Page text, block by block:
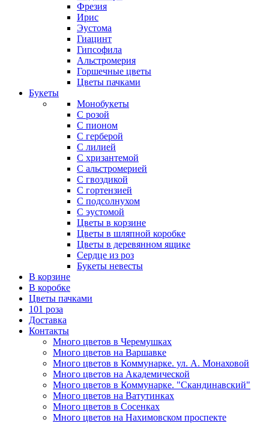
Фрезия
Ирис
Эустома
Гиацинт
Гипсофила
Альстромерия
Горшечные цветы
Цветы пачками
Букеты
Монобукеты
С розой
С пионом
С герберой
С лилией
С хризантемой
С альстромерией
С гвоздикой
С гортензией
С подсолнухом
С эустомой
Цветы в корзине
Цветы в шляпной коробке
Цветы в деревянном ящике
Сердце из роз
Букеты невесты
В корзине
В коробке
Цветы пачками
101 роза
Доставка
Контакты
Много цветов в Черемушках
Много цветов на Варшавке
Много цветов в Коммунарке. ул. А. Монаховой
Много цветов на Академической
Много цветов в Коммунарке. "Скандинавский"
Много цветов на Ватутинках
Много цветов в Сосенках
Много цветов на Нахимовском проспекте